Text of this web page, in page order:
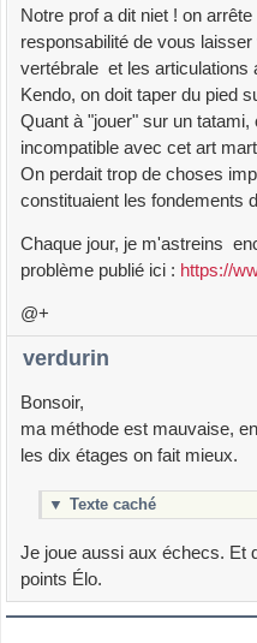
Notre prof a dit niet ! on
responsabilité de vous
vertébrale et les articulations
Kendo, on doit taper du pied
Quant à "jouer" sur un
incompatible avec cet art
On perdait trop de choses
constituaient les fondements
Chaque jour, je m'astreins
problème publié ici : https://
@+
verdurin
Bonsoir,
ma méthode est mauvaise,
les dix étages on fait mieux.
▼ Texte caché
Je joue aussi aux échecs. Et
points Élo.